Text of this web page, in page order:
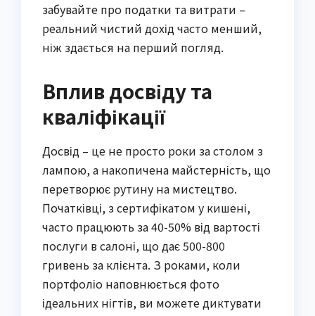
забувайте про податки та витрати –
реальний чистий дохід часто менший,
ніж здається на перший погляд.
Вплив досвіду та
кваліфікації
Досвід – це не просто роки за столом з
лампою, а накопичена майстерність, що
перетворює рутину на мистецтво.
Початківці, з сертифікатом у кишені,
часто працюють за 40-50% від вартості
послуги в салоні, що дає 500-800
гривень за клієнта. З роками, коли
портфоліо наповнюється фото
ідеальних нігтів, ви можете диктувати